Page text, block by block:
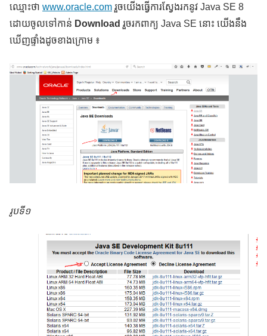
ឈ្មោះថា www.oracle.com រួចយើងធ្វើការស្វែងរកនូវ Java SE 8
ដោយចូលទៅកាន់ Download រួចរកពាក្យ Java SE នោះ យើងនឹង
ឃើញផ្ទាំងដូចខាងក្រោម ៖
រូបទី១